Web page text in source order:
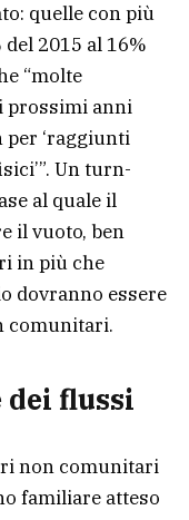
quelle con più
2015 al 16%
“molte
prossimi anni
per ‘raggiunti
Un turn-
al quale il
il vuoto, ben
in più che
dovranno essere
comunitari.
flussi
non comunitari
familiare atteso